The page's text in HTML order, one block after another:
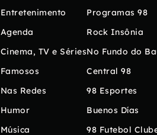
Entretenimento
Agenda
Cinema, TV e Séries
Famosos
Nas Redes
Humor
Música
Programas 98
Rock Insônia
No Fundo do
Central 98
98 Esportes
Buenos Días
98 Futebol